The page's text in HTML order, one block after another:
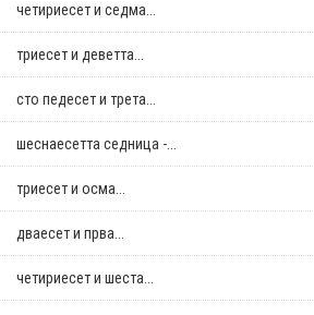
четириесет и седма...
триесет и деветта...
сто педесет и трета...
шеснаесетта седница -...
триесет и осма...
дваесет и прва...
четириесет и шеста...